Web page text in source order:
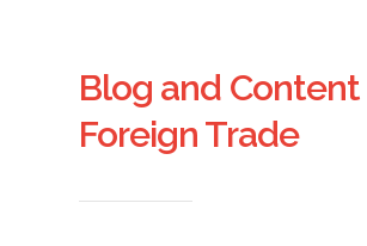
Blog and Content
Foreign Trade